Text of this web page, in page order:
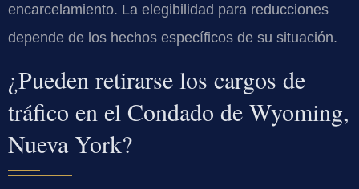
encarcelamiento. La elegibilidad para reducciones
depende de los hechos específicos de su situación.
¿Pueden retirarse los cargos de
tráfico en el Condado de Wyoming,
Nueva York?